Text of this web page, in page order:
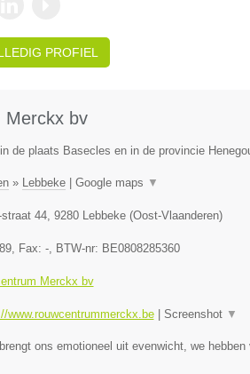
PROFIEL
Merckx bv
de plaats Basecles en in de provincie
» Lebbeke| Google maps ▼
44, 9280 Lebbeke(Oost-Vlaanderen)
, Fax: -, BTW-nr: BE0808285360
Merckx bv
www.rouwcentrummerckx.be| Screenshot ▼
ons emotioneel uit evenwicht, we hebben